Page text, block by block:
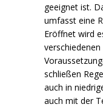
geeignet ist.
umfasst eine
Eröffnet wird
schließen
auch in
auch mit der